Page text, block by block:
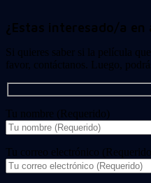
¿Estas interesado/a
Si quieres saber si la película
favor, contáctanos. Luego,
Tu nombre (Requerido)
Tu correo electrónico